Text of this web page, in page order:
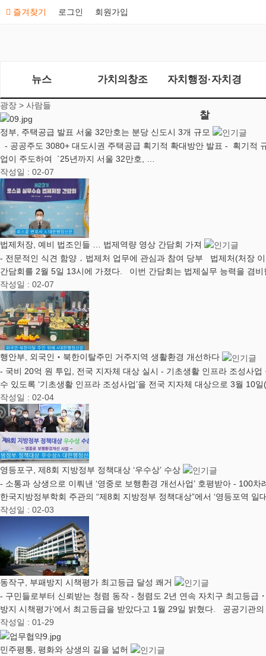
즐겨찾기 로그인 회원가입
뉴스 가치의창조 자치행정·자치경
찰
광장 > 사람들
정부, 주택공급 발표 서울 32만호는 분당 신도시 3개 규모
- 공공주도 3080+ 대도시권 주택공급 획기적 확대방안 발표 - 획기적
업이 주도하여 `25년까지 서울 32만호, …
작성일 : 02-07
법제처장, 예비 법조인들 … 법제역량 영상 간담회 가져
- 전문적인 식견 함양 ․ 법제처 업무에 관심과 참여 당부 법제처(처장
간담회를 2월 5일 13시에 가졌다. 이번 간담회는 법제실무 능력을 겸
작성일 : 02-07
행안부, 외국인‧북한이탈주민 거주지역 생활환경 개선하다
- 국비 20억 원 투입, 전국 지자체 대상 실시 - 기초생활 인프라 조성사
수 있도록 ‘기초생활 인프라 조성사업’을 전국 지자체 대상으로 3월 10
작성일 : 02-04
영등포구, 제8회 지방정부 정책대상 ‘우수상’ 수상
- 소통과 상생으로 이뤄낸 ‘영중로 보행환경 개선사업’ 호평받아 - 100
한국지방정부학회 주관의 “제8회 지방정부 정책대상”에서 ‘영등포역
작성일 : 02-03
동작구, 부패방지 시책평가 최고등급 달성 쾌거
- 구민들로부터 신뢰받는 청렴 동작 - 청렴도 2년 연속 자치구 최고등
방지 시책평가’에서 최고등급을 받았다고 1월 29일 밝혔다. 공공기관
작성일 : 01-29
민주평통, 평화와 상생의 길을 넓허